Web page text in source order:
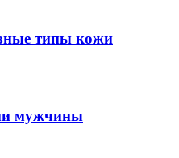
типы кожи
мужчины